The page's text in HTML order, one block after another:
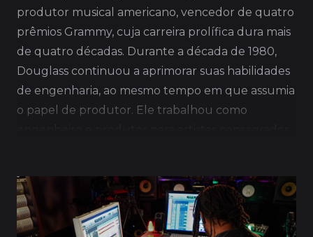
produtor musical americano, vencedor de quatro
prêmios Grammy, cuja carreira prolífica dura mais
de quatro décadas. Durante a década de 1980,
Douglass continuou a aprimorar suas habilidades
de engenharia, ao mesmo tempo em que assumia
o papel de produtor. Ele trabalhou como
continua a mostrar sua versatilidade ao se manter
atualizado, tirando proveito de seus anos de
experiência. Douglass é mais conhecido por trazer